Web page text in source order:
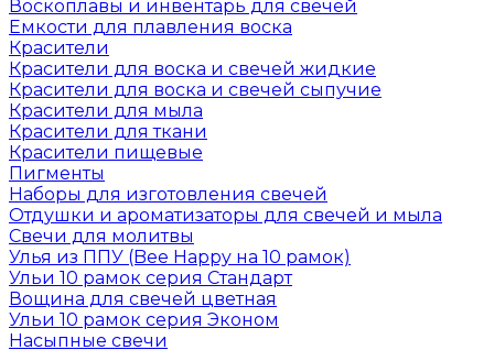
Воскоплавы и инвентарь для свечей
Емкости для плавления воска
Красители
Красители для воска и свечей жидкие
Красители для воска и свечей сыпучие
Красители для мыла
Красители для ткани
Красители пищевые
Пигменты
Наборы для изготовления свечей
Отдушки и ароматизаторы для свечей и мыла
Свечи для молитвы
Улья из ППУ (Bee Happy на 10 рамок)
Ульи 10 рамок серия Стандарт
Вощина для свечей цветная
Ульи 10 рамок серия Эконом
Насыпные свечи